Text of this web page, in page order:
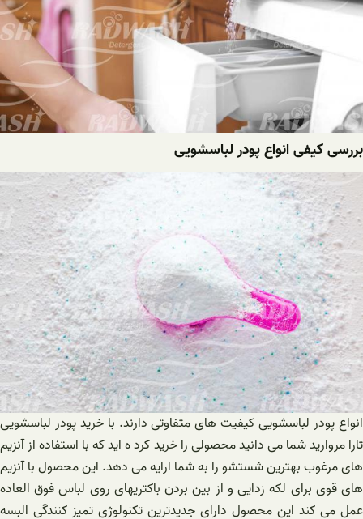
بررسی کیفی انواع پودر لباسشویی
انواع پودر لباسشویی کیفیت های متفاوتی دارند. با خرید پودر لباسشویی
تارا مروارید شما می دانید محصولی را خرید کرد ه اید که با استفاده از آنزیم
های مرغوب بهترین شستشو را به شما ارايه می دهد. این محصول با آنزیم
های قوی برای لکه زدایی و از بین بردن باکتریهای روی لباس فوق العاده
عمل می کند این محصول دارای جدیدترین تکنولوژی تمیز کنندگی البسه